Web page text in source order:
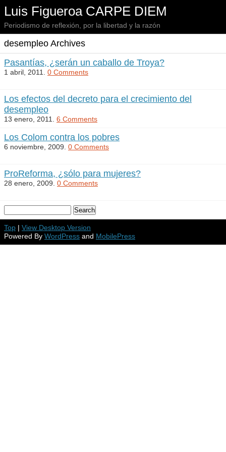
Luis Figueroa CARPE DIEM
Periodismo de reflexión, por la libertad y la razón
desempleo Archives
Pasantías, ¿serán un caballo de Troya?
1 abril, 2011. 0 Comments
Los efectos del decreto para el crecimiento del
desempleo
13 enero, 2011. 6 Comments
Los Colom contra los pobres
6 noviembre, 2009. 0 Comments
ProReforma, ¿sólo para mujeres?
28 enero, 2009. 0 Comments
Top | View Desktop Version
Powered By WordPress and MobilePress